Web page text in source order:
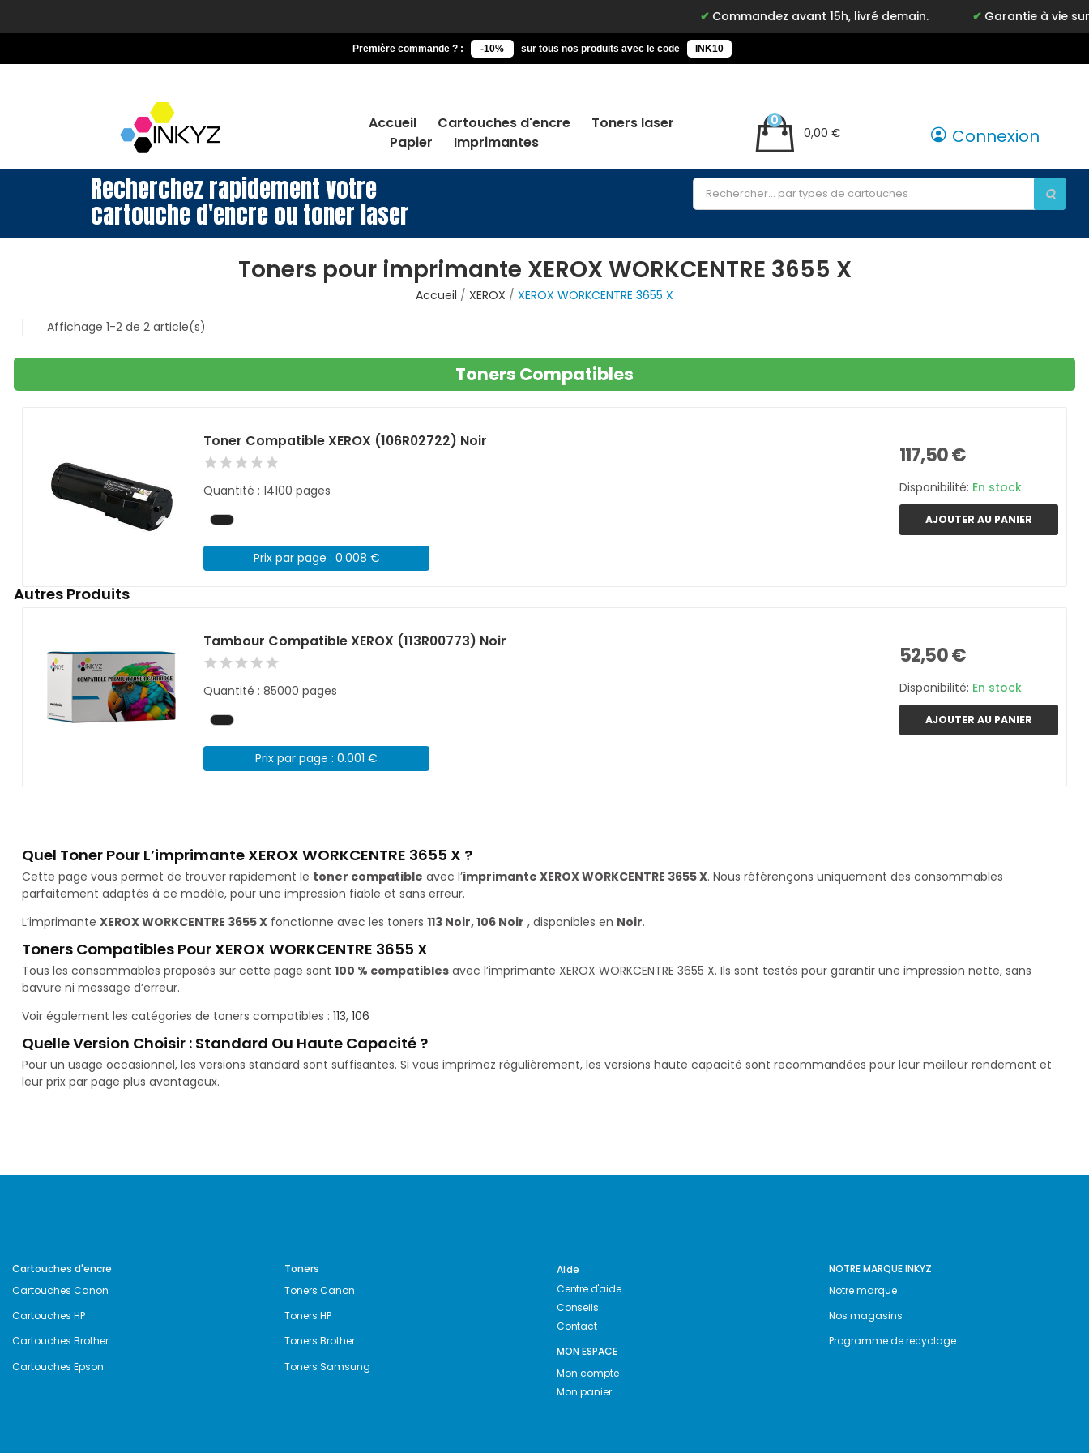
Commandez avant 15h, livré demain. Garantie à vie sur
Première commande ? : -10% sur tous nos produits avec le code INK10
Accueil Cartouches d'encre
Toners laser
Papier
Imprimantes
0,00 €
0
Connexion
Recherchez rapidement votre
cartouche d'encre ou toner laser
Toners pour imprimante XEROX WORKCENTRE 3655 X
Accueil XEROX
XEROX WORKCENTRE 3655 X
Affichage 1-2 de 2 article(s)
Toners Compatibles
Toner Compatible XEROX (106R02722) Noir
Quantité : 14100 pages
Prix par page : 0.008 €
117,50 €
Disponibilité: En stock
AJOUTER AU PANIER
Autres Produits
Tambour Compatible XEROX (113R00773) Noir
Quantité : 85000 pages
Prix par page : 0.001 €
52,50 €
Disponibilité: En stock
AJOUTER AU PANIER
Quel Toner Pour L’imprimante XEROX WORKCENTRE 3655 X ?
Cette page vous permet de trouver rapidement le toner compatible avec l’imprimante XEROX WORKCENTRE 3655 X. Nous référençons uniquement des consommables
parfaitement adaptés à ce modèle, pour une impression fiable et sans erreur.
L’imprimante XEROX WORKCENTRE 3655 X fonctionne avec les toners 113 Noir, 106 Noir , disponibles en Noir.
Toners Compatibles Pour XEROX WORKCENTRE 3655 X
Tous les consommables proposés sur cette page sont 100 % compatibles avec l’imprimante XEROX WORKCENTRE 3655 X. Ils sont testés pour garantir une impression nette, sans
bavure ni message d’erreur.
Voir également les catégories de toners compatibles : 113, 106
Quelle Version Choisir : Standard Ou Haute Capacité ?
Pour un usage occasionnel, les versions standard sont suffisantes. Si vous imprimez régulièrement, les versions haute capacité sont recommandées pour leur meilleur rendement et
leur prix par page plus avantageux.
Cartouches d'encre
Cartouches Canon
Cartouches HP
Cartouches Brother
Cartouches Epson
Toners
Toners Canon
Toners HP
Toners Brother
Toners Samsung
Aide
Centre d'aide
Conseils
Contact
MON ESPACE
Mon compte
Mon panier
NOTRE MARQUE INKYZ
Notre marque
Nos magasins
Programme de recyclage